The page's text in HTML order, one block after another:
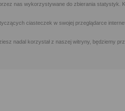
nas wykorzystywane do zbierania statystyk.
ciasteczek w swojej przeglądarce
nadal korzystał z naszej witryny, będziemy